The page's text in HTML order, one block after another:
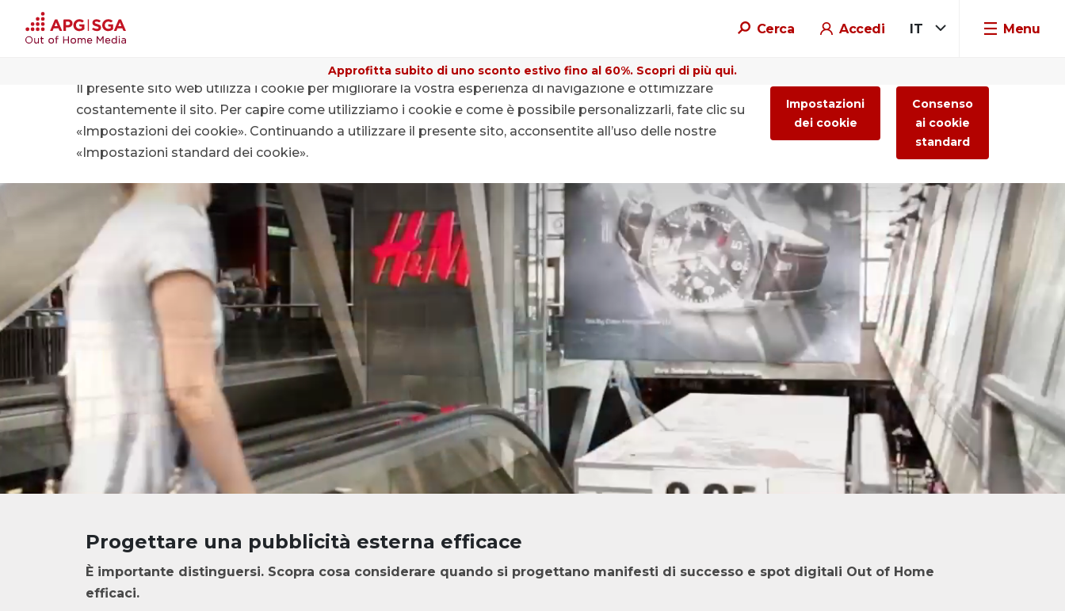
Cerca Accedi IT Menu
Approfitta subito di uno sconto estivo fino al 60%. Scopri di più qui.
Progettare una pubblicità esterna efficace
È importante distinguersi. Scopra cosa considerare quando si progettano manifesti di successo e spot digitali Out of Home
efficaci.
Il presente sito web utilizza i cookie per migliorare la vostra esperienza di navigazione e ottimizzare
costantemente il sito. Per capire come utilizziamo i cookie e come è possibile personalizzarli, fate clic su
«Impostazioni dei cookie». Continuando a utilizzare il presente sito, acconsentite all’uso delle nostre
«Impostazioni standard dei cookie».
Impostazioni
dei cookie
Consenso
ai cookie
standard